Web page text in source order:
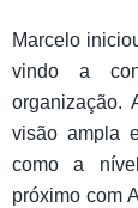
Marcelo
vindo a
organização.
visão ampla
como a
próximo com